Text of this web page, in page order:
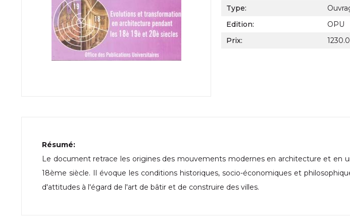
Type:
Edition:
OPU
Prix:
Résumé:
Le document retrace les origines des mouvements modernes en architecture et en
18ème siècle. Il évoque les conditions historiques, socio-économiques et
d'attitudes à l'égard de l'art de bâtir et de construire des villes.